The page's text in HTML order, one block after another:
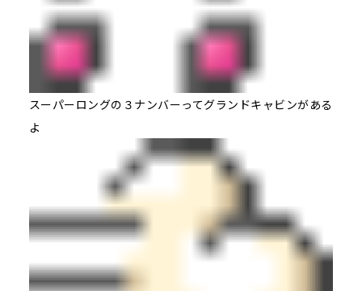
スーパーロングの３ナンバーってグランドキャビンがある
よ